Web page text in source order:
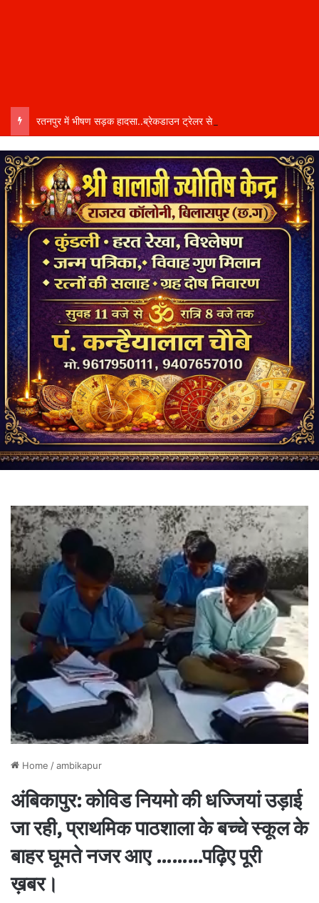
Home /ambikapur
अंबिकापुर: कोविड नियमो की धज्जियां उड़ाई
जा रही, प्राथमिक पाठशाला के बच्चे स्कूल के
बाहर घूमते नजर आए ………पढ़िए पूरी
ख़बर।